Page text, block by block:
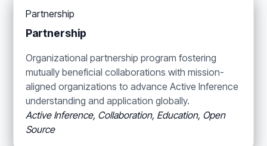
Partnership
Partnership
Organizational partnership program fostering
mutually beneficial collaborations with mission-
aligned organizations to advance Active Inference
understanding and application globally.
Active Inference, Collaboration, Education, Open
Source